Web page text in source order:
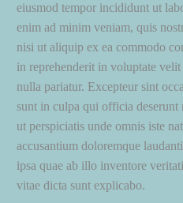
eiusmod tempor incididunt ut
enim ad minim veniam, quis
nisi ut aliquip ex ea commodo
in reprehenderit in voluptate
nulla pariatur. Excepteur sint
sunt in culpa qui officia
ut perspiciatis unde omnis iste
accusantium doloremque
ipsa quae ab illo inventore
vitae dicta sunt explicabo.